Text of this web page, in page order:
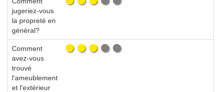
jugeriez-vous
la propreté en
général?
Comment
avez-vous
trouvé
l'ameublement
et l'extérieur